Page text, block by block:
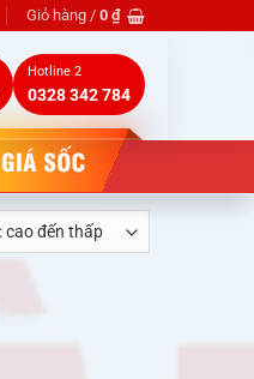
Giỏ hàng / 0 ₫
Hotline 2
0328 342 784